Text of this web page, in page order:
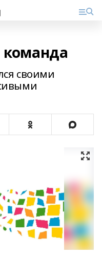
команда
своими